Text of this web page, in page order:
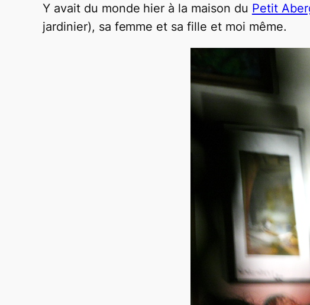
Y avait du monde hier à la maison du Petit
jardinier), sa femme et sa fille et moi même.